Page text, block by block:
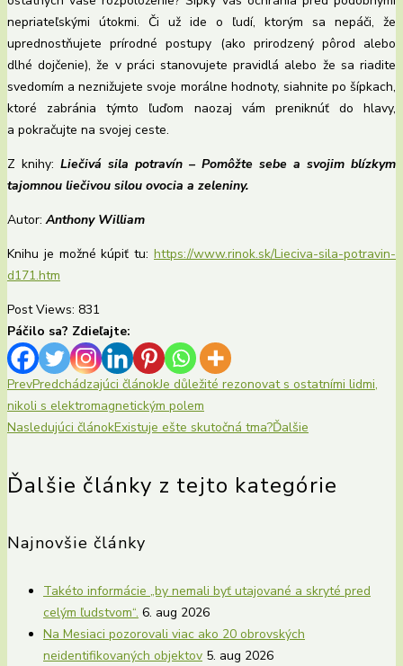
nepriateľskými útokmi. Či už ide o ľudí, ktorým sa nepáči, že
uprednostňujete prírodné postupy (ako prirodzený pôrod alebo
dlhé dojčenie), že v práci stanovujete pravidlá alebo že sa riadite
svedomím a neznižujete svoje morálne hodnoty, siahnite po šípkach,
ktoré zabránia týmto ľuďom naozaj vám preniknúť do hlavy,
a pokračujte na svojej ceste.
Z knihy: Liečivá sila potravín – Pomôžte sebe a svojim blízkym
tajomnou liečivou silou ovocia a zeleniny.
Autor:Anthony William
Knihu je možné kúpiť tu: https://www.rinok.sk/Lieciva-sila-potravin-
d171.htm
Post Views: 831
Páčilo sa? Zdieľajte:
PrevPredchádzajúci článokJe důležité rezonovat s ostatními lidmi,
nikoli s elektromagnetickým polem
Nasledujúci článokExistuje ešte skutočná tma?Ďalšie
Ďalšie články z tejto kategórie
Najnovšie články
Takéto informácie „by nemali byť utajované a skryté pred
celým ľudstvom“. 6. aug 2026
Na Mesiaci pozorovali viac ako 20 obrovských
neidentifikovaných objektov 5. aug 2026